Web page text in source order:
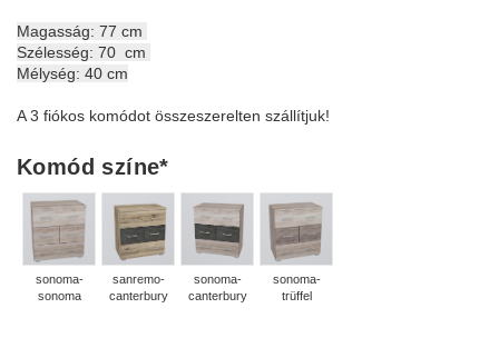
Magasság: 77 cm
Szélesség: 70 cm
Mélység: 40 cm
A 3 fiókos komódot összeszerelten szállítjuk!
Komód színe*
sonoma-
sonoma
sanremo-
canterbury
sonoma-
canterbury
sonoma-
trüffel